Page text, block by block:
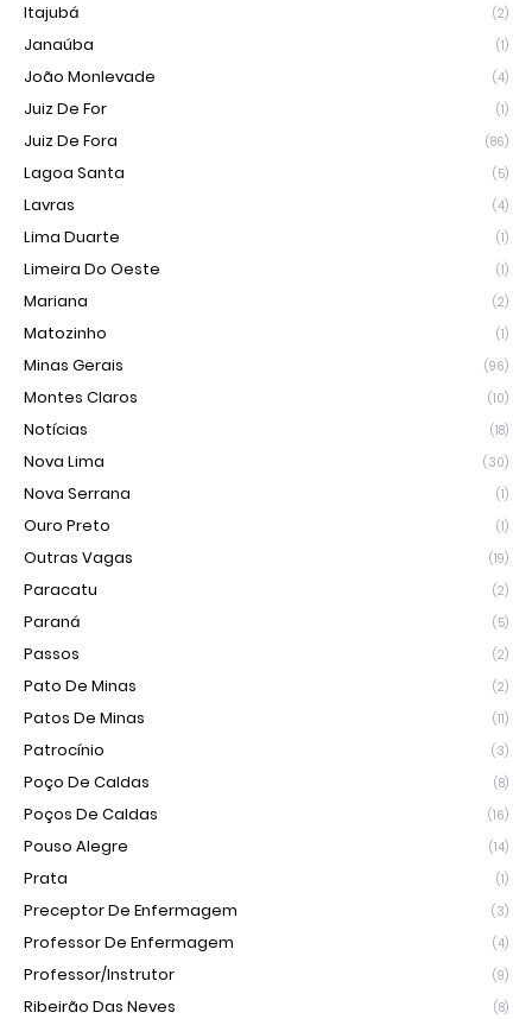
Itajubá (2)
Janaúba (1)
João Monlevade (4)
Juiz De For (1)
Juiz De Fora (86)
Lagoa Santa (5)
Lavras (4)
Lima Duarte (1)
Limeira Do Oeste (1)
Mariana (2)
Matozinho (1)
Minas Gerais (96)
Montes Claros (10)
Notícias (18)
Nova Lima (30)
Nova Serrana (1)
Ouro Preto (1)
Outras Vagas (19)
Paracatu (2)
Paraná (5)
Passos (2)
Pato De Minas (2)
Patos De Minas (11)
Patrocínio (3)
Poço De Caldas (8)
Poços De Caldas (16)
Pouso Alegre (14)
Prata (1)
Preceptor De Enfermagem (3)
Professor De Enfermagem (4)
Professor/Instrutor (9)
Ribeirão Das Neves (8)